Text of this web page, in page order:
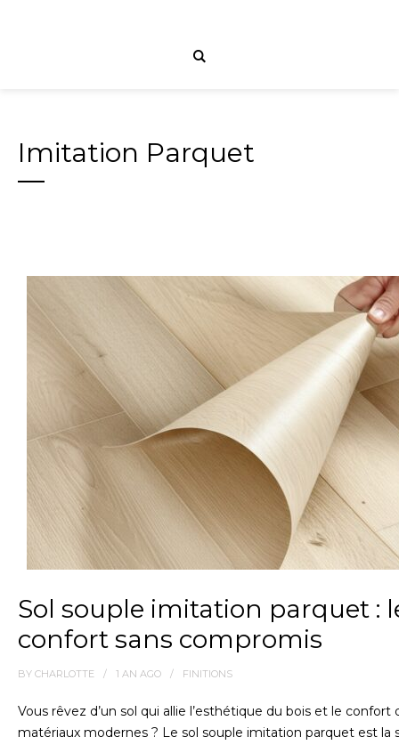
Imitation Parquet
Sol souple imitation parquet :
confort sans compromis
BY CHARLOTTE 1 AN AGO FINITIONS
Vous rêvez d’un sol qui allie l’esthétique du bois et le confort
matériaux modernes ? Le sol souple imitation parquet est la